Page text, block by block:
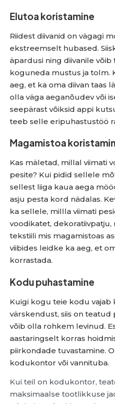
Elutoa koristamine
Riidest diivanid on vägagi
ekstreemselt hubased.
äpardusi ning diivanile
koguneda mustus ja tolm.
aeg, et ka oma diivan taas
olla väga aeganõudev või
seepärast võiksid appi
teeb selle eripuhastustöö
Magamistoa
Kas mäletad, millal viimati
pesite? Kui pidid sellele
sellest liiga kaua aega
asju pesta kord nädalas.
ka sellele, millla viimati
voodikatet,
tekstiili mis magamistoas
viibides leidke ka aeg, et
korrastada.
Kodu puhastamine
Kuigi kogu teie kodu vajab
värskendust, siis on teatud
võib olla rohkem levinud.
aastaringselt korras
piirkondade tuvastamine.
kodukontor või vannituba.
Kui teil on kodukontor,
maksimaalse tootlikkuse